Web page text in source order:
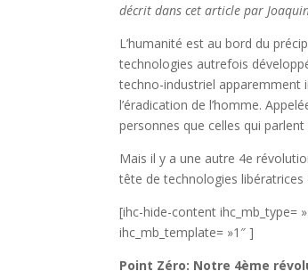
décrit dans cet article par
L’humanité est au bord du
technologies autrefois
techno-industriel apparemment
l’éradication de l’homme.
personnes que celles qui
Mais il y a une autre 4e
tête de technologies libératrices
[ihc-hide-content ihc_mb_type=
ihc_mb_template= »1″ ]
Point Zéro: Notre 4ème